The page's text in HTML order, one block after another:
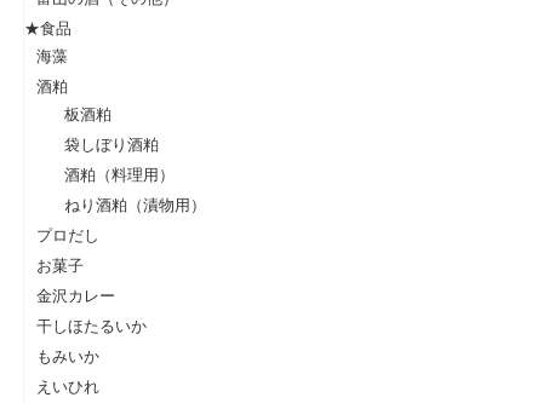
★食品
海藻
酒粕
板酒粕
袋しぼり酒粕
酒粕（料理用）
ねり酒粕（漬物用）
プロだし
お菓子
金沢カレー
干しほたるいか
もみいか
えいひれ